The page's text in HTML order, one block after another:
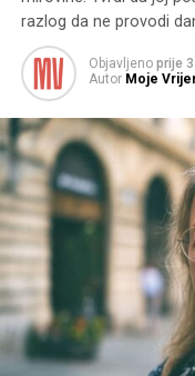
razlog da ne provodi
Objavljeno prije
Autor Moje